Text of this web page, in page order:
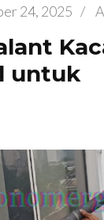
24, 2025 /
untuk